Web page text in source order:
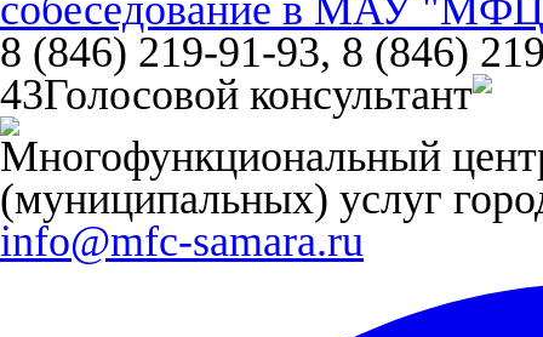
собеседование в МАУ
8 (846) 219-91-93, 8 (846)
43Голосовой консультант
Многофункциональный
(муниципальных) услуг
info@mfc-samara.ru